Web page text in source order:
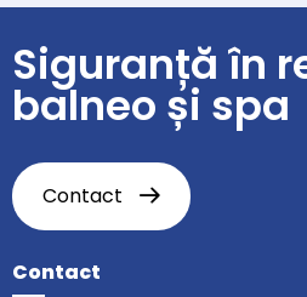
Siguranță în
balneo și spa
Contact
Contact